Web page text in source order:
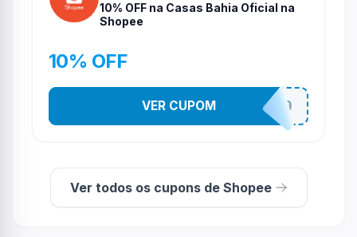
10% OFF na Casas Bahia Oficial na
Shopee
10% OFF
CASATEL10
VER CUPOM
Ver todos os cupons de Shopee